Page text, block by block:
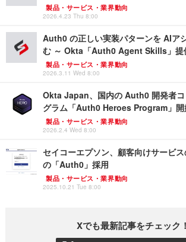
製品・サービス・業界動向
2026.4.23 Thu 8:00
Auth0 の正しい実装パターンを AIア
む ～ Okta「Auth0 Agent Skills」提
製品・サービス・業界動向
2026.3.11 Wed 8:00
Okta Japan、国内の Auth0 開発者コ
グラム「Auth0 Heroes Program」開
製品・サービス・業界動向
2026.2.4 Wed 8:00
セイコーエプソン、顧客向けサービ
の「Auth0」採用
製品・サービス・業界動向
2025.10.21 Tue 8:00
Xでも最新記事をチェック！